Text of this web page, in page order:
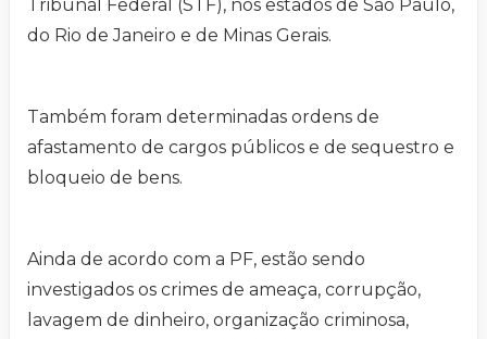
Tribunal Federal (STF), nos estados de São Paulo,
do Rio de Janeiro e de Minas Gerais.
Também foram determinadas ordens de
afastamento de cargos públicos e de sequestro e
bloqueio de bens.
Ainda de acordo com a PF, estão sendo
investigados os crimes de ameaça, corrupção,
lavagem de dinheiro, organização criminosa,